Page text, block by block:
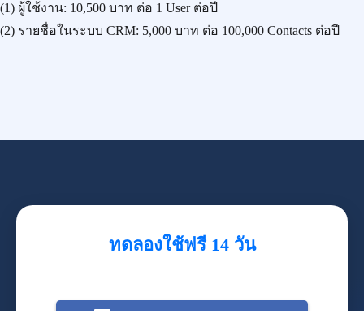
(1) ผู้ใช้งาน: 10,500 บาท ต่อ 1 User ต่อปี
(2) รายชื่อในระบบ CRM: 5,000 บาท ต่อ 100,000 Contacts ต่อปี
ทดลองใช้ฟรี 14 วัน